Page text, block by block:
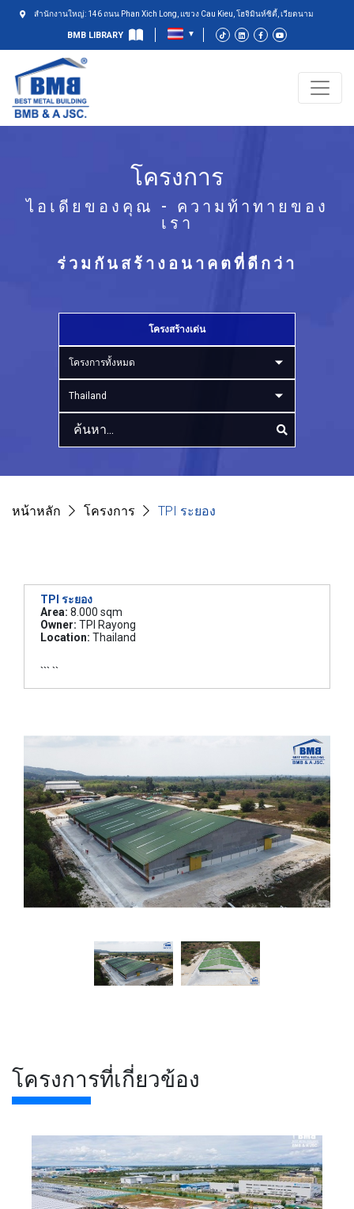
สำนักงานใหญ่: 146 ถนน Phan Xich Long, แขวง Cau Kieu, โฮจิมินห์ซิตี้, เวียดนาม
BMB LIBRARY
โครงการ
ไอเดียของคุณ - ความท้าทายของ
เรา
ร่วมกันสร้างอนาคตที่ดีกว่า
โครงสร้างเด่น
โครงการทั้งหมด
Thailand
หน้าหลัก โครงการ TPI ระยอง
TPI ระยอง
Area: 8.000 sqm
Owner: TPI Rayong
Location: Thailand
``` ``
โครงการที่เกี่ยวข้อง